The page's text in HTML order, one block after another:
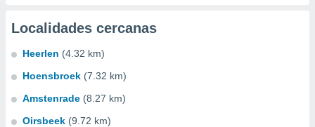
Localidades cercanas
Heerlen (4.32 km)
Hoensbroek (7.32 km)
Amstenrade (8.27 km)
Oirsbeek (9.72 km)